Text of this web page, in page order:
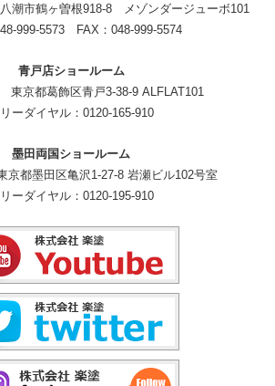
潮市鶴ヶ曽根918-8 メゾンダージューボ101
999-5573 FAX：048-999-5574
青戸店ショールーム
東京都葛飾区青戸3-38-9 ALFLAT101
ーダイヤル：0120-165-910
墨田両国ショールーム
都墨田区亀沢1-27-8 岩瀬ビル102号室
ーダイヤル：0120-195-910